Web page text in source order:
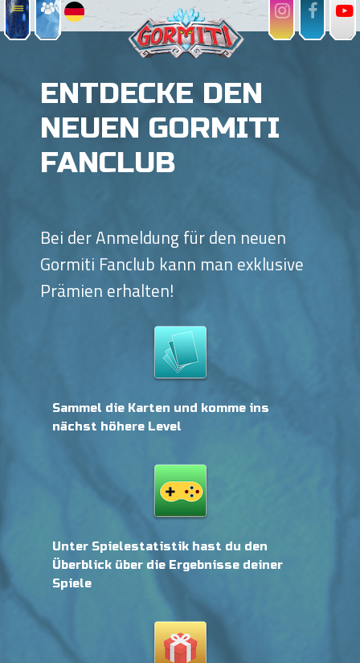
ENTDECKE DEN
NEUEN GORMITI
FANCLUB
Bei der Anmeldung für den neuen
Gormiti Fanclub kann man exklusive
Prämien erhalten!
Sammel die Karten und komme ins
nächst höhere Level
Unter Spielestatistik hast du den
Überblick über die Ergebnisse deiner
Spiele